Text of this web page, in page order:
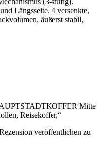
(3-stufig).
Längsseite. 4 versenkte,
äußerst stabil,
Mitte
Reisekoffer,“
veröffentlichen zu